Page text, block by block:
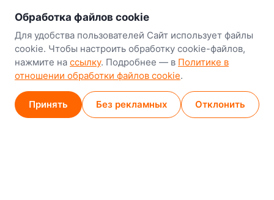
о нас
Наш склад-магазин:
Минск
8-й Путепроводный переулок, 5
GPS 53.924752, 27.489820
Карта проезда
Обработка файлов cookie
Для удобства пользователей Сайт использует файлы
cookie. Чтобы настроить обработку cookie-файлов,
нажмите на ссылку. Подробнее — в Политике в
отношении обработки файлов cookie.
Принять Без рекламных Отклонить